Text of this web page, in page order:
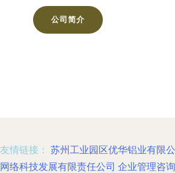
公司简介
友情链接： 苏州工业园区优华铝业有限
网络科技发展有限责任公司 企业管理咨询